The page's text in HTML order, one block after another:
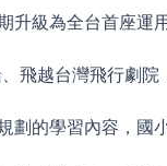
級為全台首座運
飛越台灣飛行劇院
的學習內容，國